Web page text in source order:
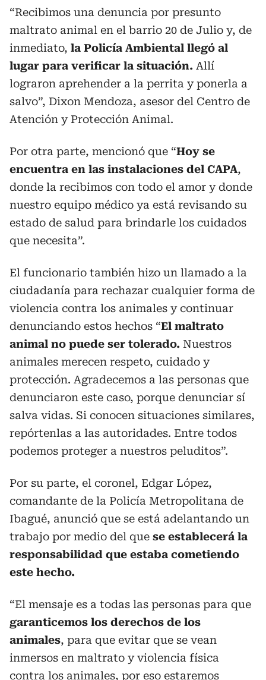
“Recibimos una denuncia por presunto
maltrato animal en el barrio 20 de Julio y, de
inmediato, la Policía Ambiental llegó al
lugar para verificar la situación. Allí
lograron aprehender a la perrita y ponerla a
salvo”, Dixon Mendoza, asesor del Centro de
Atención y Protección Animal.
Por otra parte, mencionó que “Hoy se
encuentra en las instalaciones del CAPA,
donde la recibimos con todo el amor y donde
nuestro equipo médico ya está revisando su
estado de salud para brindarle los cuidados
que necesita”.
El funcionario también hizo un llamado a la
ciudadanía para rechazar cualquier forma de
violencia contra los animales y continuar
denunciando estos hechos “El maltrato
animal no puede ser tolerado. Nuestros
animales merecen respeto, cuidado y
protección. Agradecemos a las personas que
denunciaron este caso, porque denunciar sí
salva vidas. Si conocen situaciones similares,
repórtenlas a las autoridades. Entre todos
podemos proteger a nuestros peluditos”.
Por su parte, el coronel, Edgar López,
comandante de la Policía Metropolitana de
Ibagué, anunció que se está adelantando un
trabajo por medio del que se establecerá la
responsabilidad que estaba cometiendo
este hecho.
“El mensaje es a todas las personas para que
garanticemos los derechos de los
animales, para que evitar que se vean
inmersos en maltrato y violencia física
contra los animales, por eso estaremos